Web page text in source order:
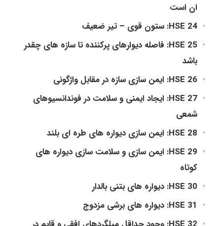
ان است
HSE 24: ستون قوی – تیر ضعیف
HSE 25: فاصله دیوارهای پرکننده تا سازه های چقدر
باشد
HSE 26: ایمن سازی سازه در مقابل واژگونی
HSE 27: ایجاد ایمنی و سلامت در فوندانسیوهای
شمعی
HSE 28: ایمن سازی دیواره های طره ای بلند
HSE 29: ایمن سازی و سلامت سازی دیواره های
کوتاه
HSE 30: دیواره های بتنی بالدار
HSE 31: دیواره های برشی مزدوج